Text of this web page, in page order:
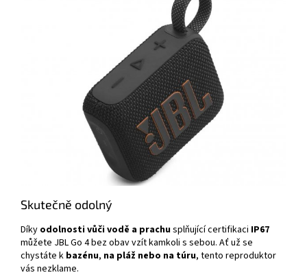
Skutečně odolný
Díky odolnosti vůči vodě a prachusplňující certifikaci IP67
můžete JBL Go 4 bez obav vzít kamkoli s sebou. Ať už se
chystáte k bazénu, na pláž nebo na túru, tento reproduktor
vás nezklame.